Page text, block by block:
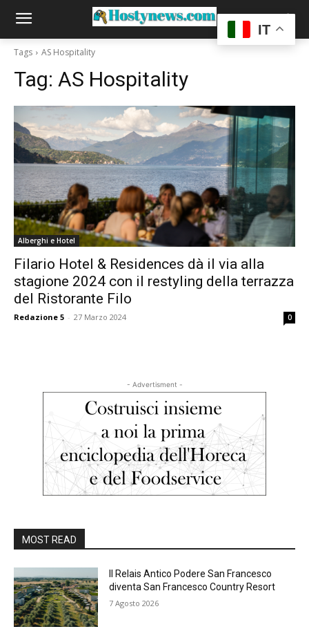
Tags AS Hospitality
Tag: AS Hospitality
Alberghi e Hotel
Filario Hotel & Residences dà il via alla
stagione 2024 con il restyling della terrazza
del Ristorante Filo
Redazione 5 - 27 Marzo 2024 0
- Advertisment -
MOST READ
Il Relais Antico Podere San Francesco
diventa San Francesco Country Resort
7 Agosto 2026
IT